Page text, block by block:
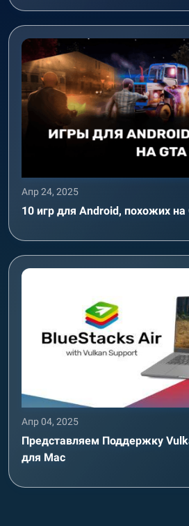
Апр 24, 2025
10 игр для Android, похожих на
Апр 04, 2025
Представляем Поддержку
для Mac